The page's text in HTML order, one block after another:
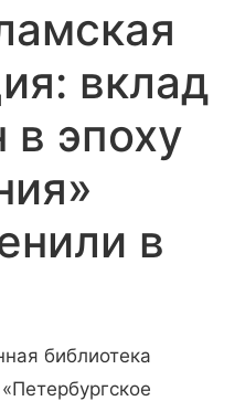
вклад
в эпоху
в
библиотека